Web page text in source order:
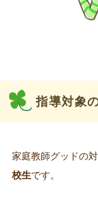
指導対象
家庭教師グッドの
校生です。